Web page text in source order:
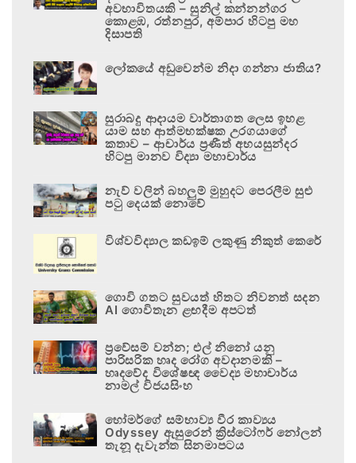
අවභාවිතයකි – සුනිල් කන්නන්ගර
කොළඹ, රත්නපුර, අම්පාර හිටපු මහ
දිසාපති
ලෝකයේ අඩුවෙන්ම නිදා ගන්නා ජාතිය?
සුරාබදු ආදායම වාර්තාගත ලෙස ඉහළ
යාම සහ ආත්මභක්ෂක උරගයාගේ
කතාව – ආචාර්ය ප්‍රණීත් අභයසුන්දර
හිටපු මානව විද්‍යා මහාචාර්ය
නැව් වලින් බහලුම් මුහුදට පෙරලීම සුළු
පටු දෙයක් නොවේ
විශ්වවිද්‍යාල කඩඉම් ලකුණු නිකුත් කෙරේ
ගොවි ගතට සුවයත් හිතට නිවනත් සදන
AI ගොවිතැන ළඟදීම අපටත්
ප්‍රවේසම් වන්න; එල් නිනෝ යනු
පාරිසරික හෘද රෝග අවදානමකි –
හෘදවේද විශේෂඥ වෛද්‍ය මහාචාර්ය
නාමල් විජයසිංහ
හෝමර්ගේ සම්භාව්‍ය වීර කාව්‍යය
Odyssey ඇසුරෙන් ක්‍රිස්ටෝෆර් නෝලන්
තැනූ දැවැන්ත සිනමාපටය